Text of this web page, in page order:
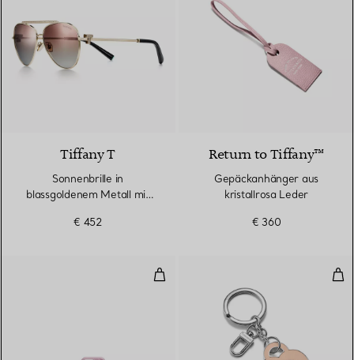
Tiffany T
Sonnenbrille in
blassgoldenem Metall mit
Farbverlauf
€ 452
Return to Tiffany™
Gepäckanhänger aus
kristallrosa Leder
€ 360
Telefonhülle aus rosafarbenem